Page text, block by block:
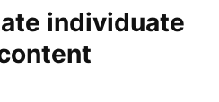
individuate